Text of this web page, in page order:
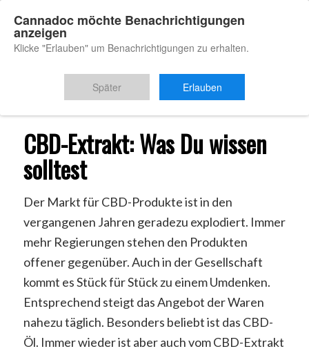
Du bist hier: Startseite / CBD Extrakt
CBD-Extrakt: Was Du wissen
solltest
Der Markt für CBD-Produkte ist in den
vergangenen Jahren geradezu explodiert. Immer
mehr Regierungen stehen den Produkten
offener gegenüber. Auch in der Gesellschaft
kommt es Stück für Stück zu einem Umdenken.
Entsprechend steigt das Angebot der Waren
nahezu täglich. Besonders beliebt ist das CBD-
Öl. Immer wieder ist aber auch vom CBD-Extrakt
Cannadoc möchte Benachrichtigungen
anzeigen
Klicke "Erlauben" um Benachrichtigungen zu erhalten.
Später Erlauben